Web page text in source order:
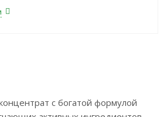
с богатой формулой